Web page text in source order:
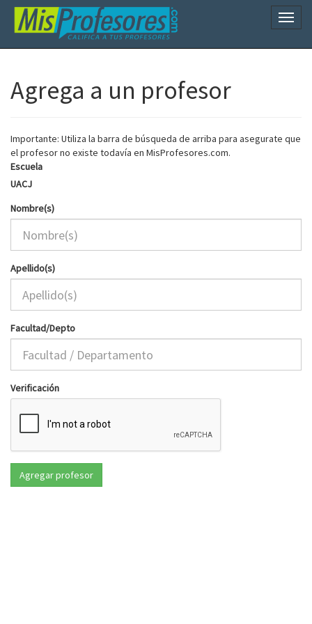
Agrega a un profesor
Importante: Utiliza la barra de búsqueda de arriba para asegurate que
el profesor no existe todavía en MisProfesores.com.
Escuela
UACJ
Nombre(s)
Apellido(s)
Facultad/Depto
Verificación